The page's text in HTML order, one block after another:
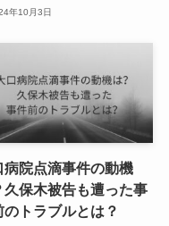
年10月3日
病院点滴事件の動機
久保木被告も遭った事
のトラブルとは？